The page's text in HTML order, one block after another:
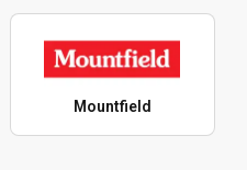
Mountfield